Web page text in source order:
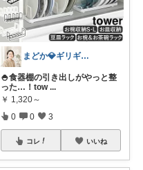
まどか💎ギリギリアラサーOL
🍚食器棚の引き出しがやっと整
った…！tow ...
￥ 1,320～
0 0 3
コレ いいね